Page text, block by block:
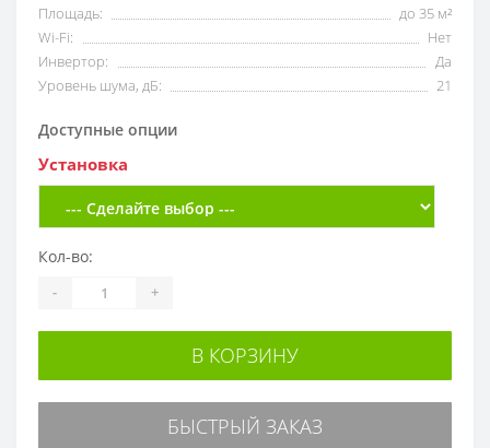
Площадь:
до 35 м²
Wi-Fi:
Нет
Инвертор:
Да
Уровень шума, дБ:
21
Доступные опции
Установка
Кол-во:
- +
В КОРЗИНУ
БЫСТРЫЙ ЗАКАЗ